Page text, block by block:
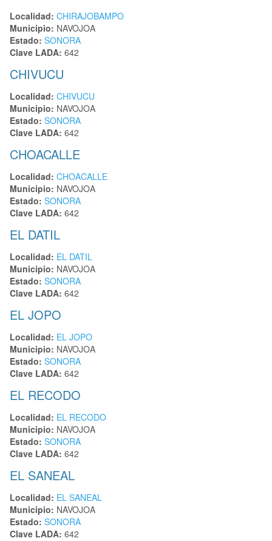
Localidad: CHIRAJOBAMPO
Municipio: NAVOJOA
Estado: SONORA
Clave LADA: 642
CHIVUCU
Localidad: CHIVUCU
Municipio: NAVOJOA
Estado: SONORA
Clave LADA: 642
CHOACALLE
Localidad: CHOACALLE
Municipio: NAVOJOA
Estado: SONORA
Clave LADA: 642
EL DATIL
Localidad: EL DATIL
Municipio: NAVOJOA
Estado: SONORA
Clave LADA: 642
EL JOPO
Localidad: EL JOPO
Municipio: NAVOJOA
Estado: SONORA
Clave LADA: 642
EL RECODO
Localidad: EL RECODO
Municipio: NAVOJOA
Estado: SONORA
Clave LADA: 642
EL SANEAL
Localidad: EL SANEAL
Municipio: NAVOJOA
Estado: SONORA
Clave LADA: 642